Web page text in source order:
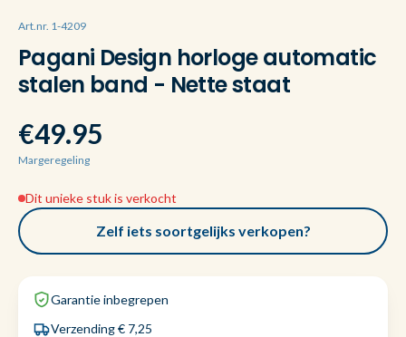
Art.nr. 1-4209
Pagani Design horloge automatic
stalen band - Nette staat
€49.95
Margeregeling
Dit unieke stuk is verkocht
Zelf iets soortgelijks verkopen?
Garantie inbegrepen
Verzending € 7,25